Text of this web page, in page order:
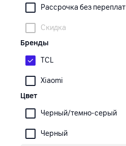
Рассрочка без переплат
Скидка
Бренды
TCL
Xiaomi
Цвет
Черный/темно-серый
Черный